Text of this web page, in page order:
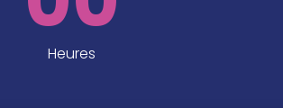
Heures